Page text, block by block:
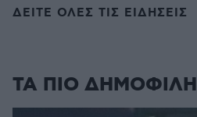
ΔΕΙΤΕ ΟΛΕΣ ΤΙΣ ΕΙΔΗΣΕΙΣ
ΤΑ ΠΙΟ ΔΗΜΟΦΙΛΗ